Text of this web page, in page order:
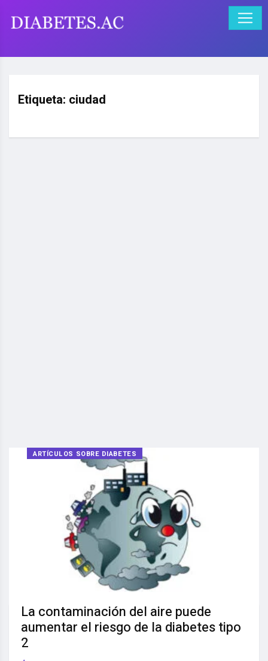
Etiqueta: ciudad
ARTÍCULOS SOBRE DIABETES
La contaminación del aire puede
aumentar el riesgo de la diabetes tipo
2